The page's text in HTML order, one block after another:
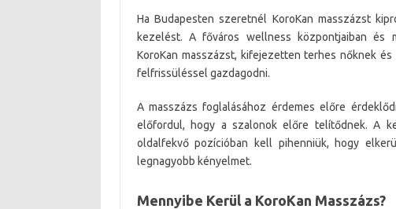
Ha Budapesten szeretnél KoroKan masszázst
kezelést. A főváros wellness központjaiban és
KoroKan masszázst, kifejezetten terhes nőknek
felfrissüléssel gazdagodni.
A masszázs foglalásához érdemes előre
előfordul, hogy a szalonok előre telítődnek. A
oldalfekvő pozícióban kell pihenniük, hogy
legnagyobb kényelmet.
Mennyibe Kerül a KoroKan Masszázs?